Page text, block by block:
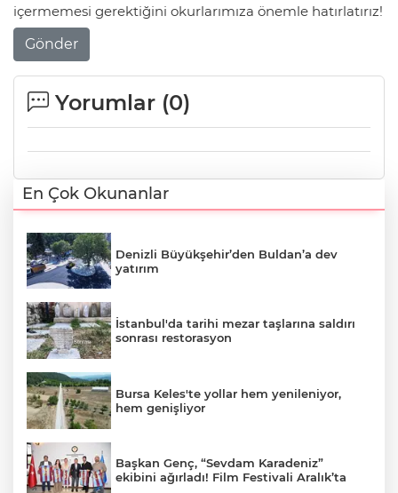
içermemesi gerektiğini okurlarımıza önemle hatırlatırız!
Gönder
Yorumlar (0)
En Çok Okunanlar
Denizli Büyükşehir’den Buldan’a dev
yatırım
İstanbul'da tarihi mezar taşlarına saldırı
sonrası restorasyon
Bursa Keles'te yollar hem yenileniyor,
hem genişliyor
Başkan Genç, “Sevdam Karadeniz”
ekibini ağırladı! Film Festivali Aralık’ta